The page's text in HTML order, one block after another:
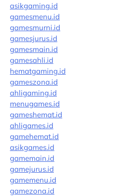
asikgaming.id
gamesmenu.id
gamesmurni.id
gamesjurus.id
gamesmain.id
gamesahli.id
hematgaming.id
gameszona.id
ahligaming.id
menugames.id
gameshemat.id
ahligames.id
gamehemat.id
asikgames.id
gamemain.id
gamejurus.id
gamemenu.id
gamezona.id